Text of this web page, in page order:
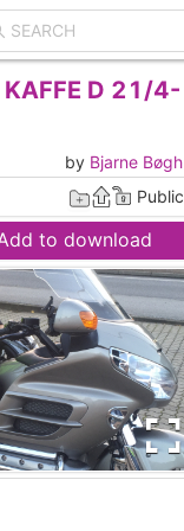
LIST
KAFFE D 21/4-
by Bjarne Bøgh
Public
to download